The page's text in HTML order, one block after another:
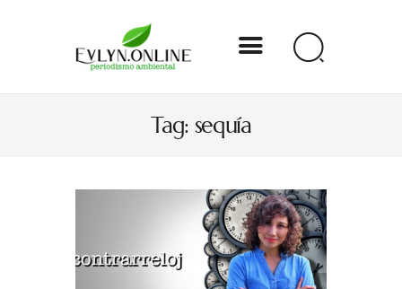
Tag: sequía
Evlyn Online
Periodismo para autogobernarse
Internacional
Nacional
Estados